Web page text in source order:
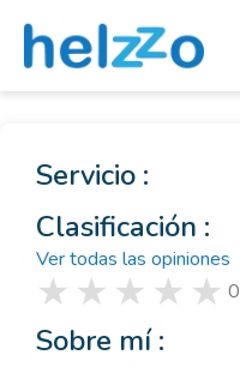
Servicio :
Clasificación :
Ver todas las opiniones
0
Sobre mí :